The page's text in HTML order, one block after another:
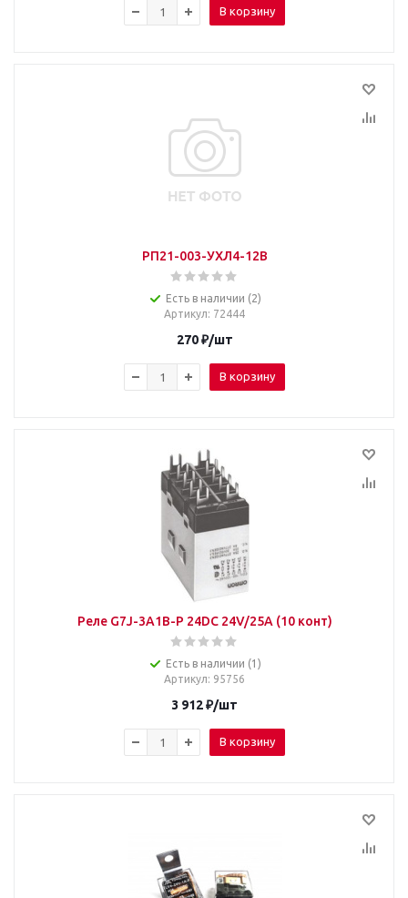
В корзину
РП21-003-УХЛ4-12В
Есть в наличии (2)
Артикул: 72444
270₽/шт
В корзину
Реле G7J-3A1B-P 24DC 24V/25A (10 конт)
Есть в наличии (1)
Артикул: 95756
3 912₽/шт
В корзину